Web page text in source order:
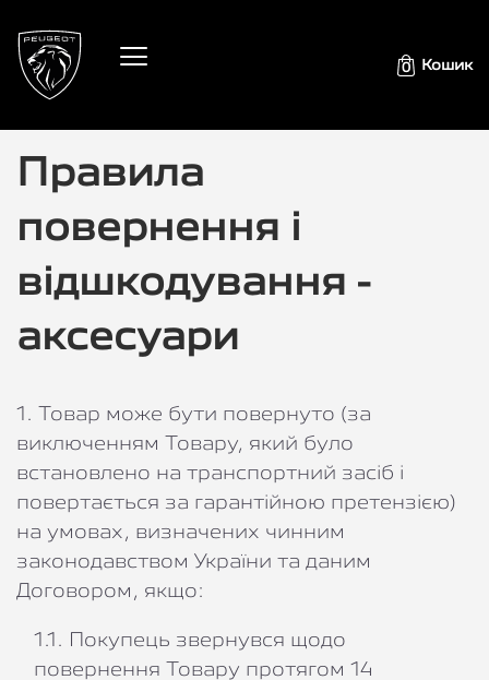
0 Кошик
Правила
повернення і
відшкодування -
аксесуари
1. Товар може бути повернуто (за
виключенням Товару, який було
встановлено на транспортний засіб і
повертається за гарантійною претензією)
на умовах, визначених чинним
законодавством України та даним
Договором, якщо:
1.1. Покупець звернувся щодо
повернення Товару протягом 14